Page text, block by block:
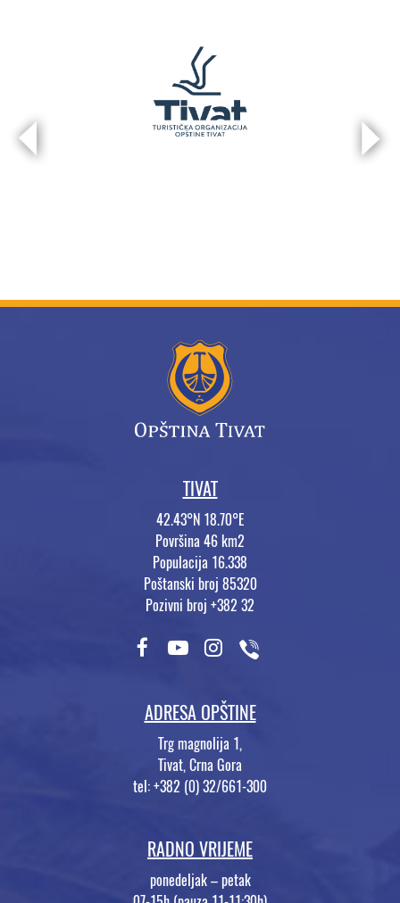
TIVAT
42.43°N 18.70°E
Površina 46 km2
Populacija 16.338
Poštanski broj 85320
Pozivni broj +382 32
ADRESA OPŠTINE
Trg magnolija 1,
Tivat, Crna Gora
tel: +382 (0) 32/661-300
RADNO VRIJEME
ponedeljak – petak